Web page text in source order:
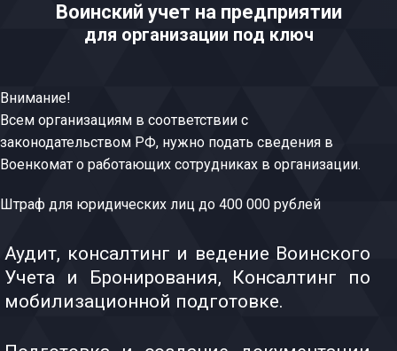
Воинский учет на предприятии
для организации под ключ
Внимание!
Всем организациям в соответствии с
законодательством РФ, нужно подать сведения в
Военкомат о работающих сотрудниках в организации.
Штраф для юридических лиц до 400 000 рублей
Аудит, консалтинг и ведение Воинского
Учета и Бронирования, Консалтинг по
мобилизационной подготовке.